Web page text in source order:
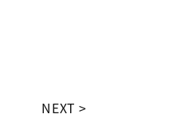
NEXT